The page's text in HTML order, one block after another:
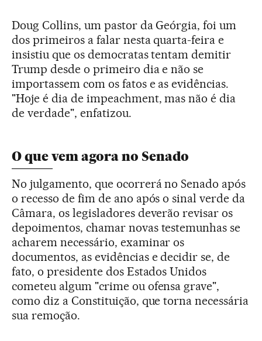
Doug Collins, um pastor da Geórgia, foi um
dos primeiros a falar nesta quarta-feira e
insistiu que os democratas tentam demitir
Trump desde o primeiro dia e não se
importassem com os fatos e as evidências.
"Hoje é dia de impeachment, mas não é dia
de verdade", enfatizou.
O que vem agora no Senado
No julgamento, que ocorrerá no Senado após
o recesso de fim de ano após o sinal verde da
Câmara, os legisladores deverão revisar os
depoimentos, chamar novas testemunhas se
acharem necessário, examinar os
documentos, as evidências e decidir se, de
fato, o presidente dos Estados Unidos
cometeu algum "crime ou ofensa grave",
como diz a Constituição, que torna necessária
sua remoção.